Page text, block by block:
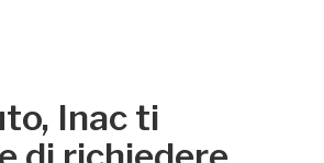
Inac ti